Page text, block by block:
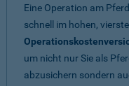
Eine Operation am
schnell im hohen,
um nicht nur Sie als
abzusichern sondern